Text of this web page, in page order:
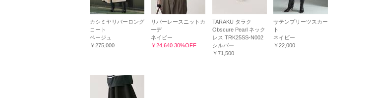
カシミヤリバーロング
コート
ベージュ
￥275,000
リバーレースニットカ
ーデ
ネイビー
￥24,640 30%OFF
TARAKU タラク
Obscure Pearl ネック
レス TRK25SS-N002
シルバー
￥71,500
サテンプリーツスカー
ト
ネイビー
￥22,000